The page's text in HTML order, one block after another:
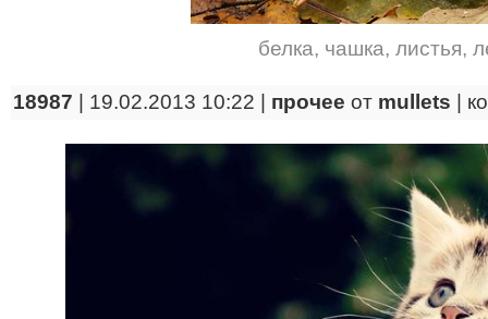
белка, чашка, листья,
18987 | 19.02.2013 10:22 | прочее от mullets